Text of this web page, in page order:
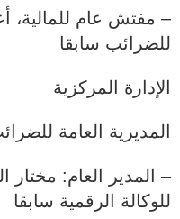
– مفتش عام للمالية،
للضرائب سابقا
الإدارة المركزية
المديرية العامة
– المدير العام: مختار
للوكالة الرقمية سابقا